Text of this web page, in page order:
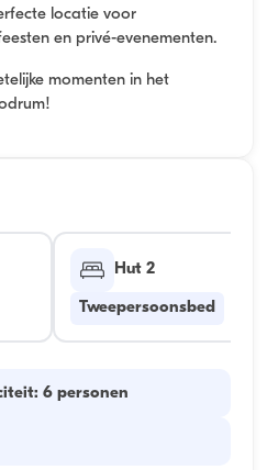
locatie voor
en privé-evenementen.
momenten in het
Hut 2
Tweepersoonsbed
6 personen